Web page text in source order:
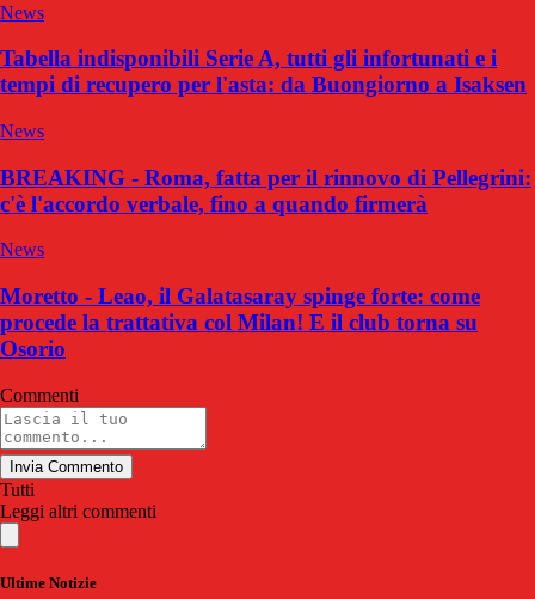
News
Tabella indisponibili Serie A, tutti gli infortunati e i
tempi di recupero per l'asta: da Buongiorno a Isaksen
News
BREAKING - Roma, fatta per il rinnovo di Pellegrini:
c'è l'accordo verbale, fino a quando firmerà
News
Moretto - Leao, il Galatasaray spinge forte: come
procede la trattativa col Milan! E il club torna su
Osorio
Commenti
Invia Commento
Tutti
Leggi altri commenti
Ultime Notizie